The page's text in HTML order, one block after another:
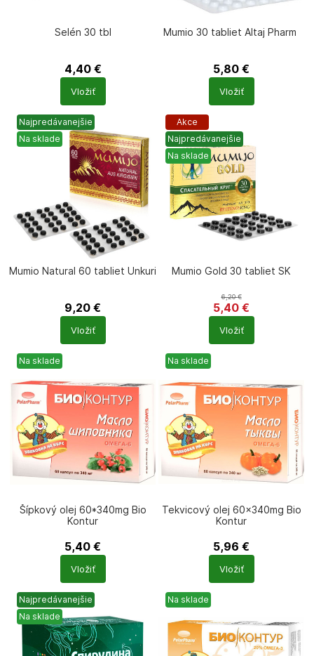
Selén 30 tbl
4,40 €
Počet
produktů
Vložiť
Mumio 30 tabliet Altaj Pharm
5,80 €
Počet
produktů
Vložiť
Najpredávanejšie
Na sklade
Mumio Natural 60 tabliet Unkuri
9,20 €
Počet
produktů
Vložiť
Akce
Najpredávanejšie
Na sklade
Mumio Gold 30 tabliet SK
5,40 €
6,20€
Počet
produktů
Vložiť
Na sklade
Šípkový olej 60*340mg Bio
Kontur
5,40 €
Počet
produktů
Vložiť
Na sklade
Tekvicový olej 60×340mg Bio
Kontur
5,96 €
Počet
produktů
Vložiť
Najpredávanejšie
Na sklade
Na sklade